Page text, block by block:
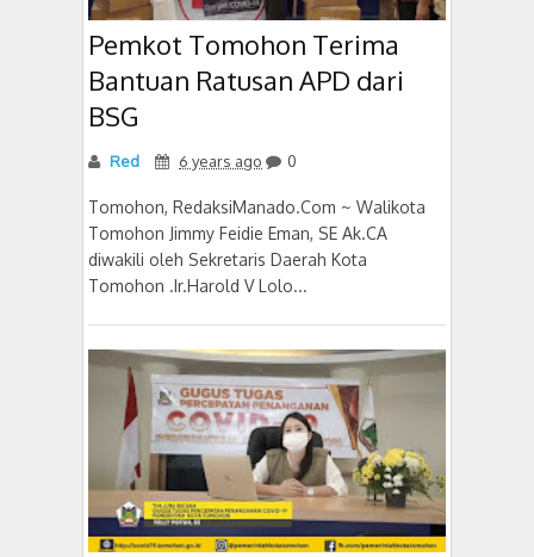
Pemkot Tomohon Terima
Bantuan Ratusan APD dari
BSG
Red 6 years ago 0
Tomohon, RedaksiManado.Com ~ Walikota
Tomohon Jimmy Feidie Eman, SE Ak.CA
diwakili oleh Sekretaris Daerah Kota
Tomohon .Ir.Harold V Lolo...